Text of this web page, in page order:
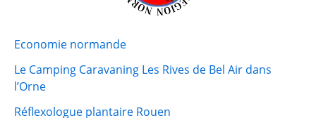
Economie normande
Le Camping Caravaning Les Rives de Bel Air dans
l’Orne
Réflexologue plantaire Rouen